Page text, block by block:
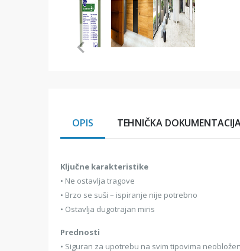
Item
OPIS TEHNIČKA
Ključne karakteristike
• Ne ostavlja tragove
• Brzo se suši – ispiranje nije potrebno
• Ostavlja dugotrajan miris
Prednosti
• Siguran za upotrebu na svim tipovima